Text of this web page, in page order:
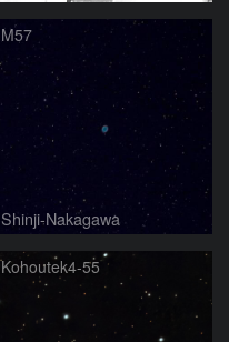
M57
Shinji-Nakagawa
Kohoutek4-55